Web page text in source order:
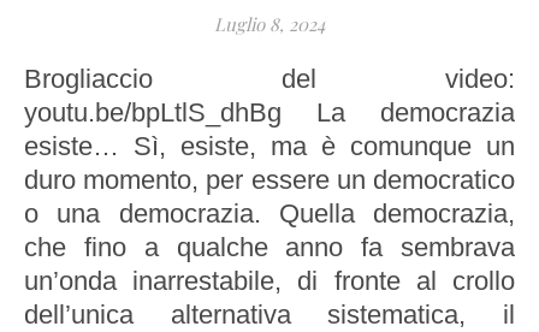
Luglio 8, 2024
Brogliaccio del video:
youtu.be/bpLtlS_dhBg La democrazia
esiste… Sì, esiste, ma è comunque un
duro momento, per essere un democratico
o una democrazia. Quella democrazia,
che fino a qualche anno fa sembrava
un’onda inarrestabile, di fronte al crollo
dell’unica alternativa sistematica, il